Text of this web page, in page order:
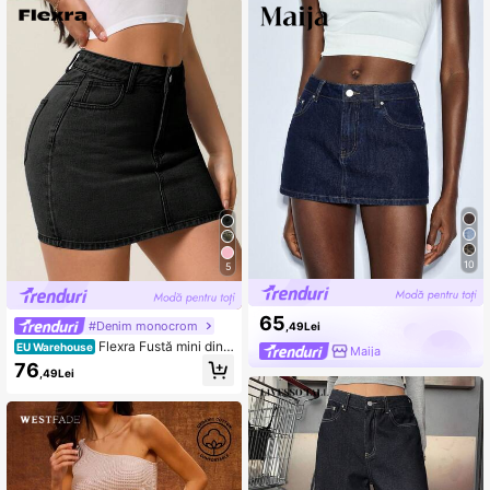
ge de vară, pentru club
5
#Denim monocrom
EU Warehouse Flexra Fustă mini din d
enim spălat, casual, ajustată, pentru
femei
76 ,49Lei
10
65,49Lei
Maija